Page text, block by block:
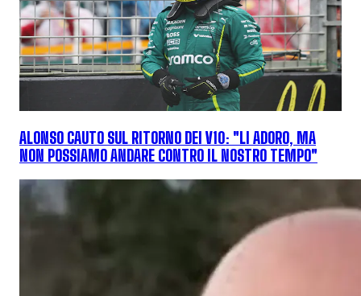
ALONSO CAUTO SUL RITORNO DEI V10: "LI ADORO, MA
NON POSSIAMO ANDARE CONTRO IL NOSTRO TEMPO"